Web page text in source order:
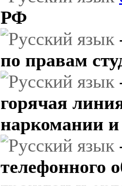
РФ
по правам
горячая
наркомании и
телефонного